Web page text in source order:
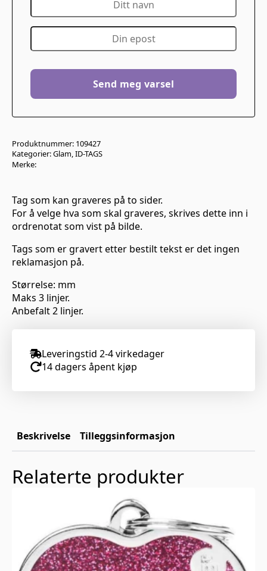
Produktnummer: 109427
Kategorier:Glam ID-TAGS
Merke:
Tag som kan graveres på to sider.
For å velge hva som skal graveres, skrives dette inn i
ordrenotat som vist på bilde.
Tags som er gravert etter bestilt tekst er det ingen
reklamasjon på.
Størrelse: mm
Maks 3 linjer.
Anbefalt 2 linjer.
Leveringstid 2-4 virkedager
14 dagers åpent kjøp
Beskrivelse Tilleggsinformasjon
Relaterte produkter